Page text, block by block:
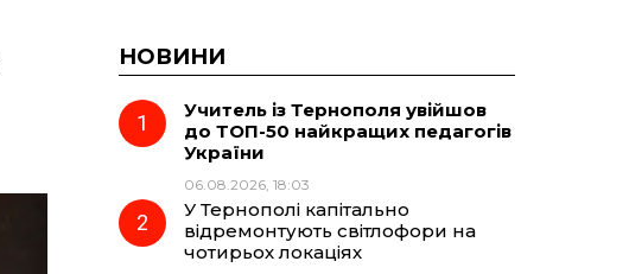
НОВИНИ
Учитель із Тернополя увійшов
до ТОП-50 найкращих педагогів
України
06.08.2026, 18:03
У Тернополі капітально
відремонтують світлофори на
чотирьох локаціях